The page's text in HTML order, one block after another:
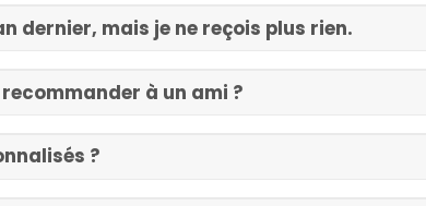
dernier, mais je ne reçois plus rien.
à un ami ?
?